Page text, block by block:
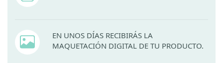
EN UNOS DÍAS RECIBIRÁS LA
MAQUETACIÓN DIGITAL DE TU PRODUCTO.